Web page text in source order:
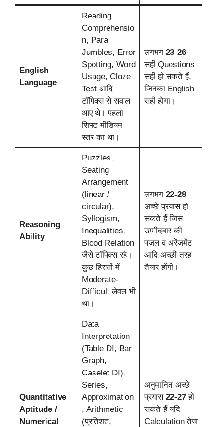
English
Language
Reading
Comprehensio
n, Para
Jumbles, Error
Spotting, Word
Usage, Cloze
Test आदि
टॉपिक्स से सवाल
आए थे। पहला
शिफ्ट मीडियम
स्तर का था।
लगभग 23-26
सही Questions
सही हो सकते हैं,
जिनका English
सही होगा।
Reasoning
Ability
Puzzles,
Seating
Arrangement
(linear /
circular),
Syllogism,
Inequalities,
Blood Relation
जैसे टॉपिक्स रहे।
कुछ हिस्सों में
Moderate-
Difficult लेवल भी
था।
लगभग 22-28
अच्छे प्रयास हो
सकते हैं जिस
उम्मीदवार की
पजल व अरेंजमेंट
आदि अच्छी तरह
तैयार होंगी।
Quantitative
Aptitude /
Numerical
Data
Interpretation
(Table DI, Bar
Graph,
Caselet DI),
Series,
Approximation
, Arithmetic
(प्रतिशत,
अनुमानित अच्छे
प्रयास 22-27हो
सकते हैं यदि
Calculation तेज